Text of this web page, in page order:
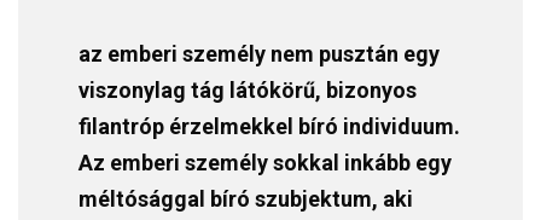
az emberi személy nem pusztán egy
viszonylag tág látókörű, bizonyos
filantróp érzelmekkel bíró individuum.
Az emberi személy sokkal inkább egy
méltósággal bíró szubjektum, aki